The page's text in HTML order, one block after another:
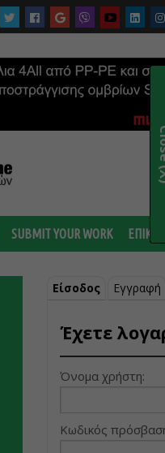

SUBMIT YOUR WORK
Είσοδος Εγγραφή
Έχετε
Όνομα χρήστη:
Κωδικός